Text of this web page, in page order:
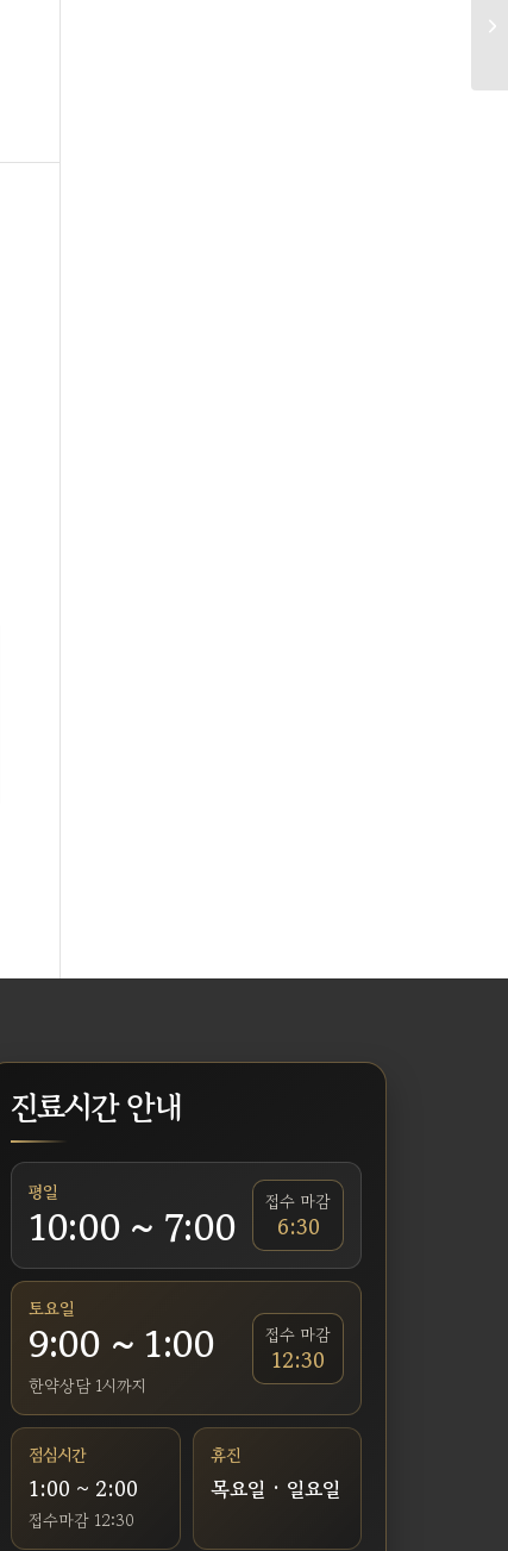
진료시간 안내
평일
10:00 ~ 7:00 접수 마감
6:30
토요일
9:00 ~ 1:00
한약상담 1시까지
접수 마감
12:30
점심시간
1:00 ~ 2:00
접수마감 12:30
휴진
목요일 · 일요일